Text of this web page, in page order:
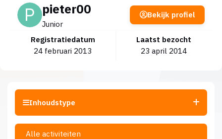
pieter00
Junior
Registratiedatum
24 februari 2013
Laatst bezocht
23 april 2014
Bekijk profiel
Inhoudstype
Alle activiteiten